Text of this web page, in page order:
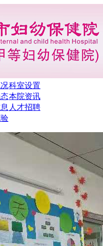
科室设置
本院资讯
人才招聘